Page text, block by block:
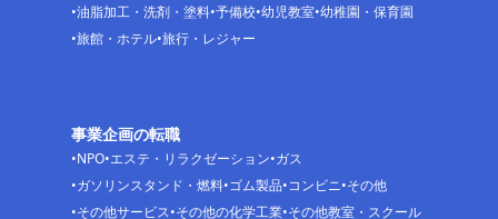
油脂加工・洗剤・塗料 予備校 幼児教室 幼稚園・保育園
旅館・ホテル 旅行・レジャー
事業企画の転職
NPO エステ・リラクゼーション ガス
ガソリンスタンド・燃料 ゴム製品 コンビニ その他
その他サービス その他の化学工業 その他教室・スクール